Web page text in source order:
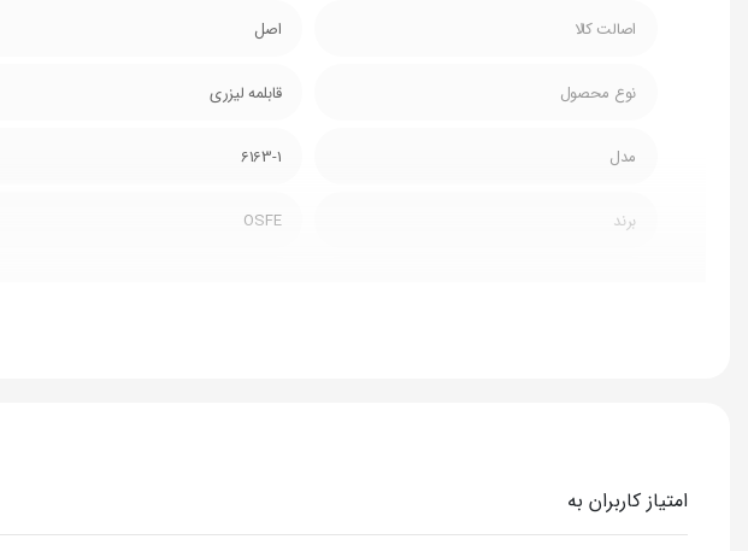
اصالت کالا اصل
نوع محصول قابلمه لیزری
مدل 6163-1
برند OSFE
جنس درب شیشه
امتیاز کاربران به